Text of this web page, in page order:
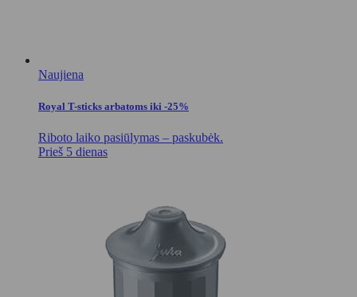
Naujiena
Royal T-sticks arbatoms iki -25%
Riboto laiko pasiūlymas – paskubėk.
Prieš 5 dienas